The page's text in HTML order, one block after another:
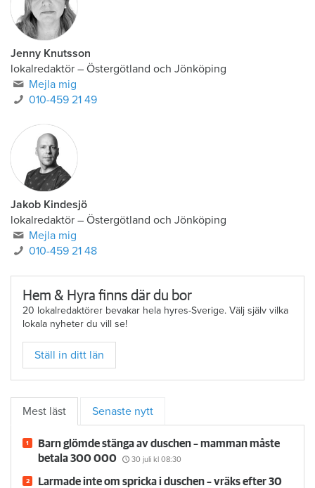
Jenny Knutsson
lokalredaktör – Östergötland och Jönköping
Mejla mig
010-459 21 49
Jakob Kindesjö
lokalredaktör – Östergötland och Jönköping
Mejla mig
010-459 21 48
Hem & Hyra finns där du bor
20 lokalredaktörer bevakar hela hyres-Sverige. Välj själv vilka
lokala nyheter du vill se!
Ställ in ditt län
Mest läst Senaste nytt
Barn glömde stänga av duschen – mamman måste
betala 300 000
30 juli kl 08:30
Larmade inte om spricka i duschen – vräks efter 30